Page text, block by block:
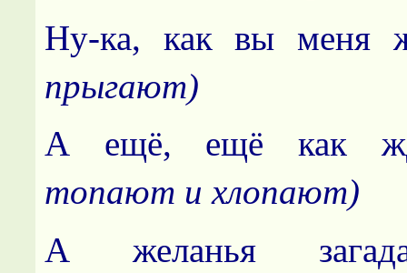
Ну-ка, как вы меня
прыгают)
А ещё, ещё как
топают и хлопают)
А желанья